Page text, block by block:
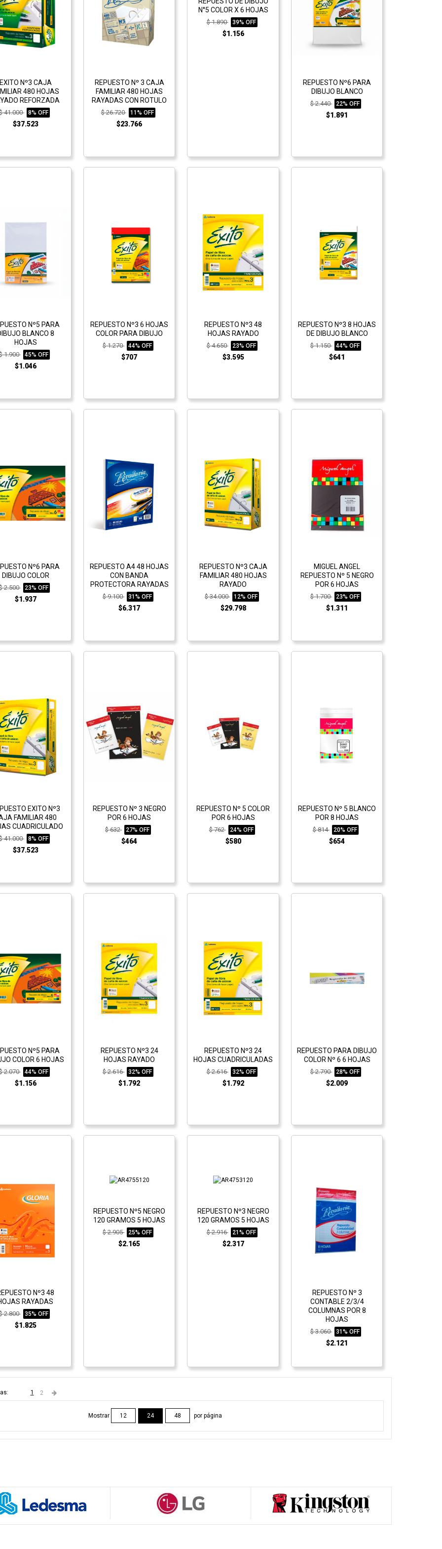
Nº3 CAJA
480 HOJAS
REFORZADA
41.000 8% OFF
$37.523
REPUESTO Nº 3 CAJA
FAMILIAR 480 HOJAS
RAYADAS CON ROTULO
$ 26.720 11% OFF
$23.766
N°5 COLOR X 6 HOJAS
$ 1.890 39% OFF
$1.156
REPUESTO Nº6 PARA
DIBUJO BLANCO
$ 2.440 22% OFF
$1.891
Nº5 PARA
BLANCO 8
HOJAS
1.900 45% OFF
$1.046
REPUESTO Nº3 6 HOJAS
COLOR PARA DIBUJO
$ 1.270 44% OFF
$707
REPUESTO Nº3 48
HOJAS RAYADO
$ 4.650 23% OFF
$3.595
REPUESTO Nº3 8 HOJAS
DE DIBUJO BLANCO
$ 1.150 44% OFF
$641
Nº6 PARA
DIBUJO COLOR
2.500 23% OFF
$1.937
REPUESTO A4 48 HOJAS
CON BANDA
PROTECTORA RAYADAS
$ 9.100 31% OFF
$6.317
REPUESTO Nº3 CAJA
FAMILIAR 480 HOJAS
RAYADO
$ 34.000 12% OFF
$29.798
MIGUEL ANGEL
REPUESTO Nº 5 NEGRO
POR 6 HOJAS
$ 1.700 23% OFF
$1.311
EXITO Nº3
FAMILIAR 480
CUADRICULADO
41.000 8% OFF
$37.523
REPUESTO Nº 3 NEGRO
POR 6 HOJAS
$ 632 27% OFF
$464
REPUESTO Nº 5 COLOR
POR 6 HOJAS
$ 762 24% OFF
$580
REPUESTO Nº 5 BLANCO
POR 8 HOJAS
$ 814 20% OFF
$654
Nº5 PARA
COLOR 6 HOJAS
2.070 44% OFF
$1.156
REPUESTO Nº3 24
HOJAS RAYADO
$ 2.616 32% OFF
$1.792
REPUESTO Nº3 24
HOJAS CUADRICULADAS
$ 2.616 32% OFF
$1.792
REPUESTO PARA DIBUJO
COLOR Nº 6 6 HOJAS
$ 2.790 28% OFF
$2.009
Nº3 48
RAYADAS
2.800 35% OFF
$1.825
REPUESTO Nº5 NEGRO
120 GRAMOS 5 HOJAS
$ 2.905 25% OFF
$2.165
REPUESTO Nº3 NEGRO
120 GRAMOS 5 HOJAS
$ 2.916 21% OFF
$2.317
REPUESTO Nº 3
CONTABLE 2/3/4
COLUMNAS POR 8
HOJAS
$ 3.060 31% OFF
$2.121
1 2
Mostrar 12 24 48 por página